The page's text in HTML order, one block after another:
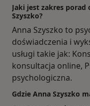
Jaki jest zakres porad
Szyszko?
Anna Szyszko to
doświadczenia i
usługi takie jak:
konsultacja online,
psychologiczna.
Gdzie Anna Szyszko